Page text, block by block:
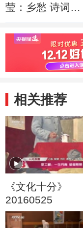
莹：乡愁 诗词中
相关推荐
《文化十分》
20160525